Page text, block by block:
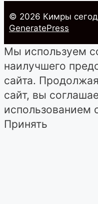
© 2026 Кимры
GeneratePress
Мы используем
наилучшего
сайта.
сайт, вы
использованием
Принять